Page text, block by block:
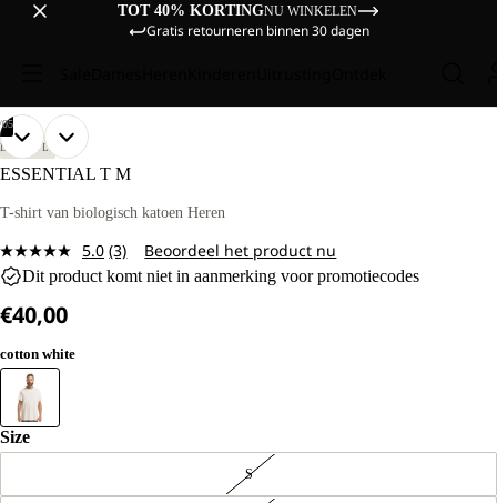
TOT 40% KORTINGNU WINKELEN
Gratis retourneren binnen 30 dagen
ONS
MODEL
IS
CM
EN
DRAAGT
MAAT
L.
05
AFBEELDING
OPENEN
VOLLEDIG
ONS
MODEL
IS
CM
EN
DRAAGT
MAAT
L.
AFBEELDING
OPENEN
VOLLEDIG
AFBEELDING
OPENEN
VOLLEDIG
AFBEELDING
OPENEN
VOLLEDIG
AFBEELDING
OPENEN
VOLLEDIG
LIFESTYLE
ESSENTIAL T M
T-shirt van biologisch katoen Heren
5.0 Lees
3
(3) Beoordeel het product nu
Dit product komt niet in aanmerking voor promotiecodes
€40,00
cotton white
Size
S